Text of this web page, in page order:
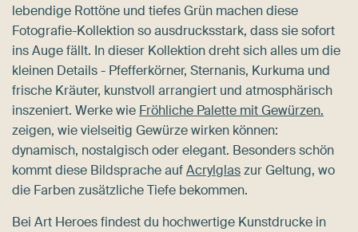
lebendige Rottöne und tiefes Grün machen diese
Fotografie-Kollektion so ausdrucksstark, dass sie sofort
ins Auge fällt. In dieser Kollektion dreht sich alles um die
kleinen Details - Pfefferkörner, Sternanis, Kurkuma und
frische Kräuter, kunstvoll arrangiert und atmosphärisch
inszeniert. Werke wie Fröhliche Palette mit Gewürzen.
zeigen, wie vielseitig Gewürze wirken können:
dynamisch, nostalgisch oder elegant. Besonders schön
kommt diese Bildsprache aufAcrylglaszur Geltung, wo
die Farben zusätzliche Tiefe bekommen.
Bei Art Heroes findest du hochwertige Kunstdrucke in